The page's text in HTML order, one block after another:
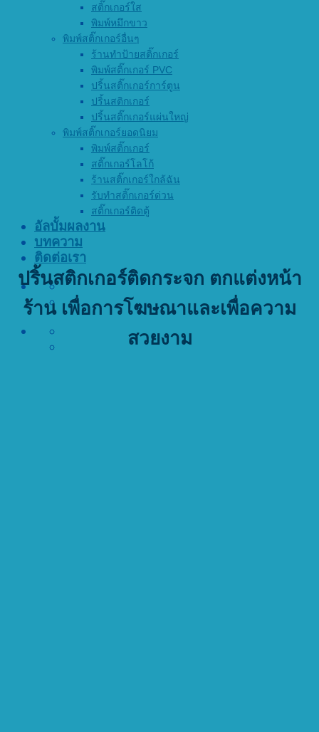
สติ๊กเกอร์ใส
พิมพ์หมึกขาว
พิมพ์สติ๊กเกอร์อื่นๆ
ร้านทำป้ายสติ๊กเกอร์
พิมพ์สติ๊กเกอร์ PVC
ปริ้นสติ๊กเกอร์การ์ตูน
ปริ้นสติกเกอร์
ปริ้นสติ๊กเกอร์แผ่นใหญ่
พิมพ์สติ๊กเกอร์ยอดนิยม
พิมพ์สติ๊กเกอร์
สติ๊กเกอร์โลโก้
ร้านสติ๊กเกอร์ใกล้ฉัน
รับทำสติ๊กเกอร์ด่วน
สติ๊กเกอร์ติดตู้
อัลบั้มผลงาน
บทความ
ติดต่อเรา
ปริ้นสติกเกอร์ติดกระจก ตกแต่งหน้า
ร้าน เพื่อการโฆษณาและเพื่อความ
สวยงาม